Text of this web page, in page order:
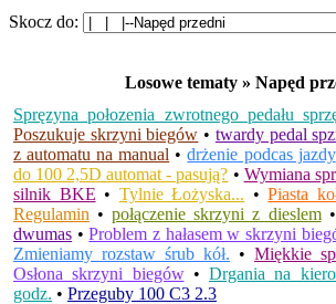
Skocz do:
Losowe tematy » Napęd
Spręzyna połozenia zwrotnego pedału
Poszukuje skrzyni biegów • twardy pedal
z automatu na manual •drżenie podcas jazdy
do 100 2,5D automat - pasują? • Wymiana
silnik BKE • Tylnie Łożyska... •Piasta
Regulamin •połączenie skrzyni z dieslem•
dwumas •Problem z hałasem w skrzyni
Zmieniamy rozstaw śrub kół. • Miękkie
Osłona skrzyni biegów• Drgania na
godz. • Przeguby 100 C3 2.3